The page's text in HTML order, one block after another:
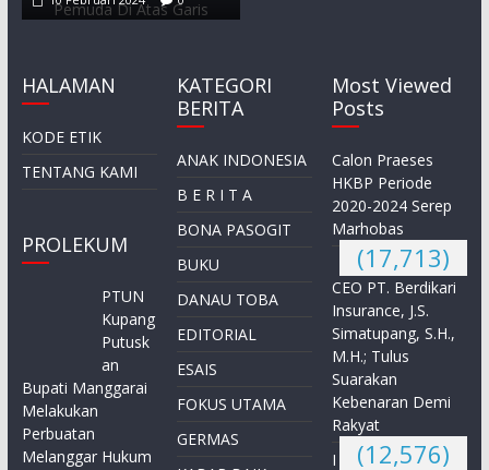
HALAMAN
KODE ETIK
TENTANG KAMI
PROLEKUM
PTUN
Kupang
Putusk
an
Bupati Manggarai
Melakukan
Perbuatan
Melanggar Hukum
KATEGORI
BERITA
ANAK INDONESIA
B E R I T A
BONA PASOGIT
BUKU
DANAU TOBA
EDITORIAL
ESAIS
FOKUS UTAMA
GERMAS
Most Viewed
Posts
Calon Praeses
HKBP Periode
2020-2024 Serep
Marhobas
(17,713)
CEO PT. Berdikari
Insurance, J.S.
Simatupang, S.H.,
M.H.; Tulus
Suarakan
Kebenaran Demi
Rakyat
(12,576)
I